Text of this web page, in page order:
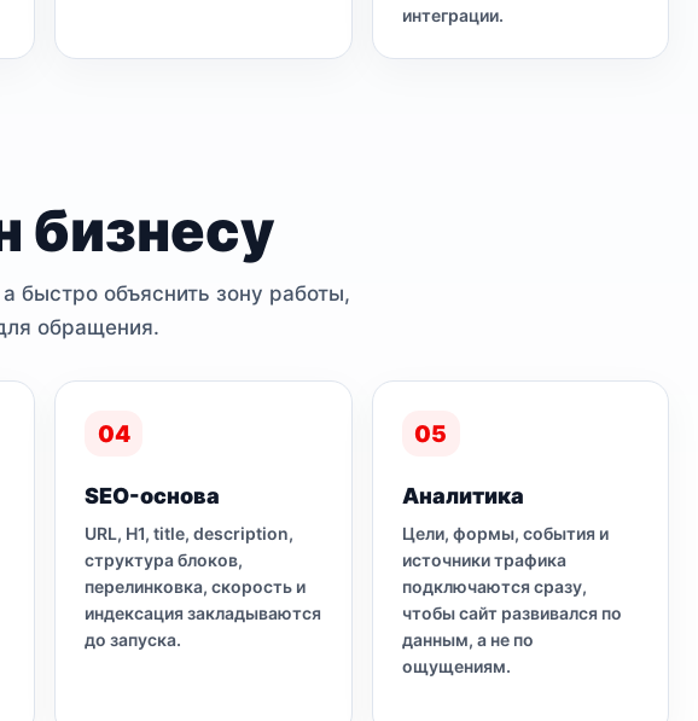
интеграции.
бизнесу
быстро объяснить зону работы,
обращения.
04
SEO-основа
URL, H1, title, description,
структура блоков,
перелинковка, скорость и
индексация закладываются
до запуска.
05
Аналитика
Цели, формы, события и
источники трафика
подключаются сразу,
чтобы сайт развивался по
данным, а не по
ощущениям.